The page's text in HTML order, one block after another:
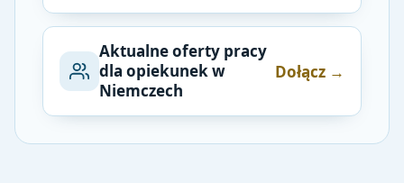
Aktualne oferty pracy
dla opiekunek w
Niemczech
Dołącz →